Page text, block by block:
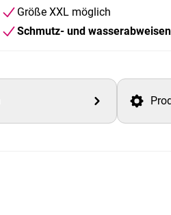
Größe XXL möglich
Schmutz- und